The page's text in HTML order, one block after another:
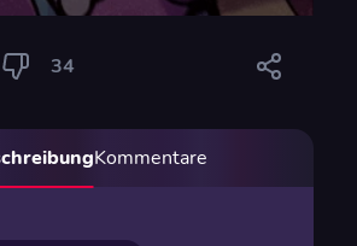
34
Kommentare